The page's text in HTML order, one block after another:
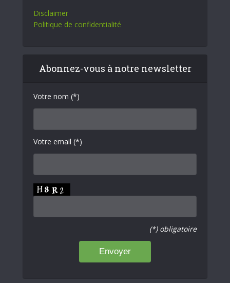
Disclaimer
Politique de confidentialité
Abonnez-vous à notre newsletter
Votre nom (*)
Votre email (*)
(*) obligatoire